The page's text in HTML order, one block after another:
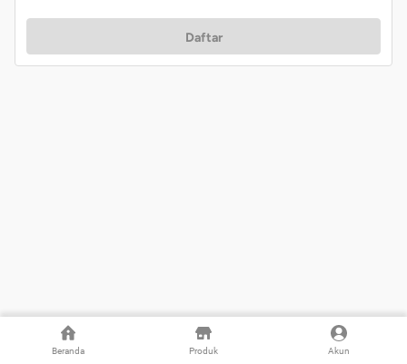
Beranda Produk Akun
Daftar